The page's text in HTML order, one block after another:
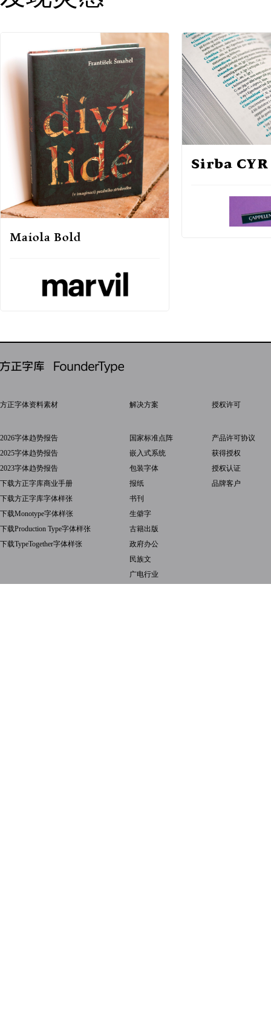
Maiola Bold
Sirba
方正字体资料素材
2026字体趋势报告
2025字体趋势报告
2023字体趋势报告
下载方正字库商业手册
下载方正字库字体样张
下载Monotype字体样张
下载Production Type字体样张
下载TypeTogether字体样张
解决方案
国家标准点阵
嵌入式系统
包装字体
报纸
书刊
生僻字
古籍出版
政府办公
民族文
广电行业
授权许可
产品许可协议
获得授权
授权认证
品牌客户